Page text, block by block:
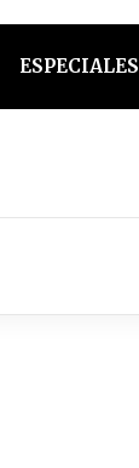
ESPECIALES